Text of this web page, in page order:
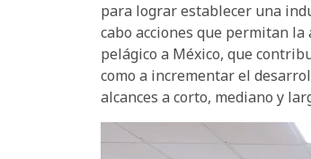
para lograr establecer una
cabo acciones que permitan
pelágico a México, que
como a incrementar el
alcances a corto, mediano y